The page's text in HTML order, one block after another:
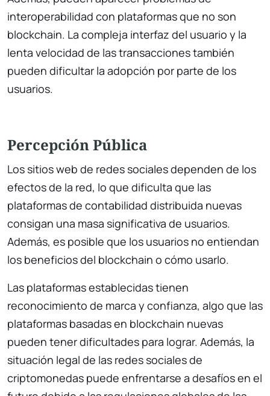
interoperabilidad con plataformas que no son
blockchain. La compleja interfaz del usuario y la
lenta velocidad de las transacciones también
pueden dificultar la adopción por parte de los
usuarios.
Percepción Pública
Los sitios web de redes sociales dependen de los
efectos de la red, lo que dificulta que las
plataformas de contabilidad distribuida nuevas
consigan una masa significativa de usuarios.
Además, es posible que los usuarios no entiendan
los beneficios del blockchain o cómo usarlo.
Las plataformas establecidas tienen
reconocimiento de marca y confianza, algo que las
plataformas basadas en blockchain nuevas
pueden tener dificultades para lograr. Además, la
situación legal de las redes sociales de
criptomonedas puede enfrentarse a desafíos en el